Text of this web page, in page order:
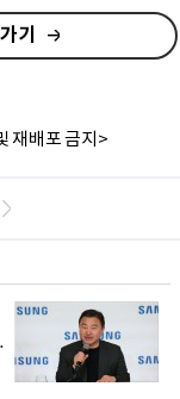
기
재배포 금지>